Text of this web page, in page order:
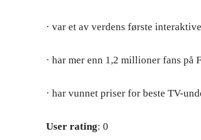
· var et av verdens første
· har mer enn 1,2 millioner fans på
· har vunnet priser for beste TV-
User rating: 0